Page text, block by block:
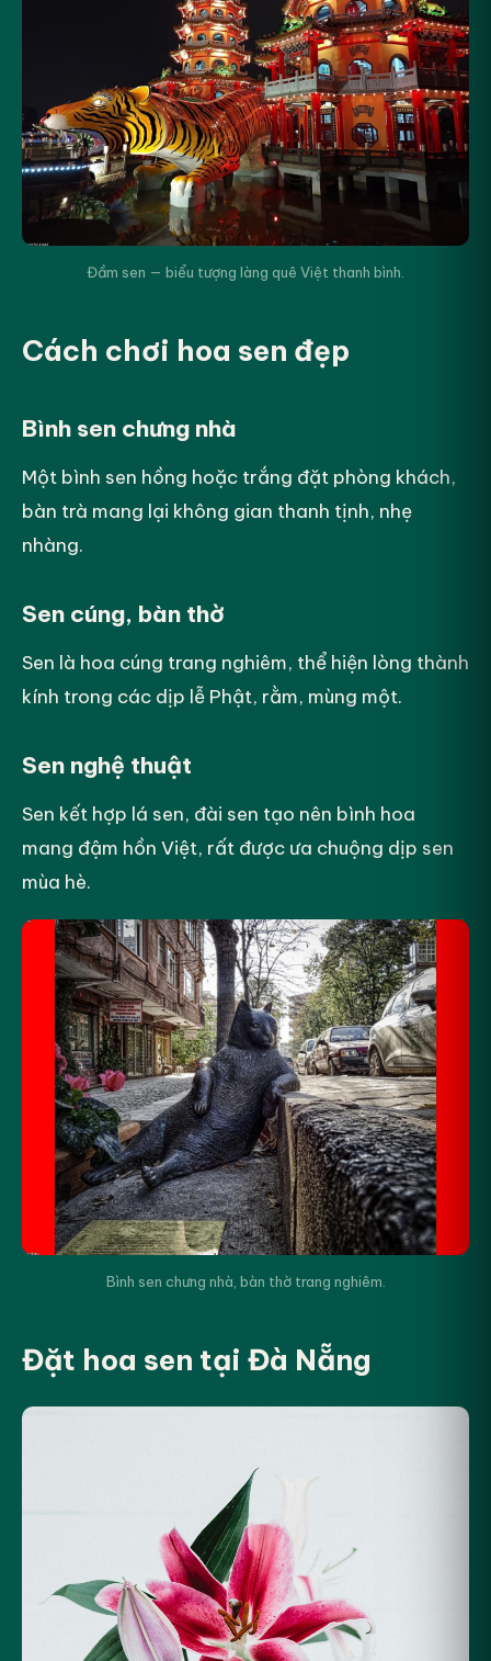
Đầm sen — biểu tượng làng quê Việt thanh bình.
Cách chơi hoa sen đẹp
Bình sen chưng nhà
Một bình sen hồng hoặc trắng đặt phòng khách,
bàn trà mang lại không gian thanh tịnh, nhẹ
nhàng.
Sen cúng, bàn thờ
Sen là hoa cúng trang nghiêm, thể hiện lòng thành
kính trong các dịp lễ Phật, rằm, mùng một.
Sen nghệ thuật
Sen kết hợp lá sen, đài sen tạo nên bình hoa
mang đậm hồn Việt, rất được ưa chuộng dịp sen
mùa hè.
Bình sen chưng nhà, bàn thờ trang nghiêm.
Đặt hoa sen tại Đà Nẵng